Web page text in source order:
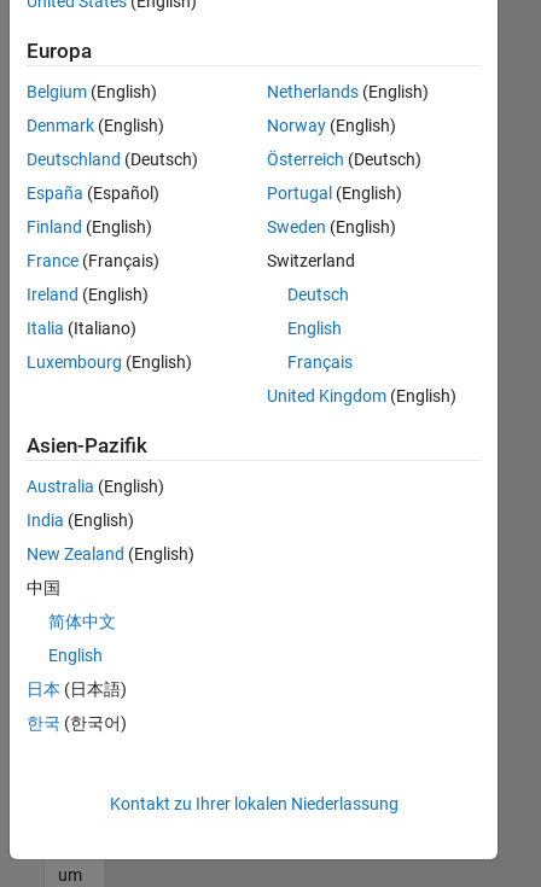
Stellen,
Ihren
Suchkriterien
entsprechen.
können
die
Suchkriterien
weiter
fassen
oder
alle
Stellenangebote
anzeigen .
noch
keine
offenen
Stellen
können,
die
Ihren
entsprechen,
werden
unseres
um
Europa
Belgium (English)
Denmark (English)
Deutschland (Deutsch)
España (Español)
Finland (English)
France (Français)
Ireland (English)
Italia (Italiano)
Luxembourg (English)
Netherlands(English)
Norway(English)
Österreich (Deutsch)
Portugal (English)
Sweden (English)
Switzerland
Deutsch
English
Français
United Kingdom(English)
Asien-Pazifik
Australia (English)
India (English)
New Zealand (English)
中国
简体中文
English
日本 (日本語)
한국 (한국어)
Kontakt zu Ihrer lokalen Niederlassung